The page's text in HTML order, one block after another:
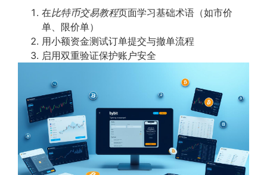
在比特币交易教程页面学习基础术语（如市价
单、限价单）
用小额资金测试订单提交与撤单流程
启用双重验证保护账户安全